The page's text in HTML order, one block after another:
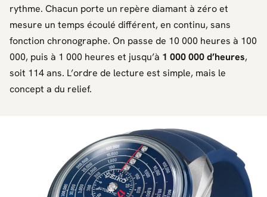
rythme. Chacun porte un repère diamant à zéro et
mesure un temps écoulé différent, en continu, sans
fonction chronographe. On passe de 10 000 heures à 100
000, puis à 1 000 heures et jusqu’à 1 000 000 d’heures,
soit 114 ans. L’ordre de lecture est simple, mais le
concept a du relief.